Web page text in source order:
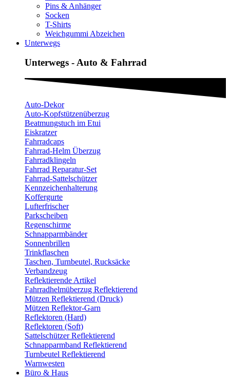
Pins & Anhänger
Socken
T-Shirts
Weichgummi Abzeichen
Unterwegs
Unterwegs - Auto & Fahrrad
Auto-Dekor
Auto-Kopfstützenüberzug
Beatmungstuch im Etui
Eiskratzer
Fahrradcaps
Fahrrad-Helm Überzug
Fahrradklingeln
Fahrrad Reparatur-Set
Fahrrad-Sattelschützer
Kennzeichenhalterung
Koffergurte
Lufterfrischer
Parkscheiben
Regenschirme
Schnapparmbänder
Sonnenbrillen
Trinkflaschen
Taschen, Turnbeutel, Rucksäcke
Verbandzeug
Reflektierende Artikel
Fahrradhelmüberzug Reflektierend
Mützen Reflektierend (Druck)
Mützen Reflektor-Garn
Reflektoren (Hard)
Reflektoren (Soft)
Sattelschützer Reflektierend
Schnapparmband Reflektierend
Turnbeutel Reflektierend
Warnwesten
Büro & Haus